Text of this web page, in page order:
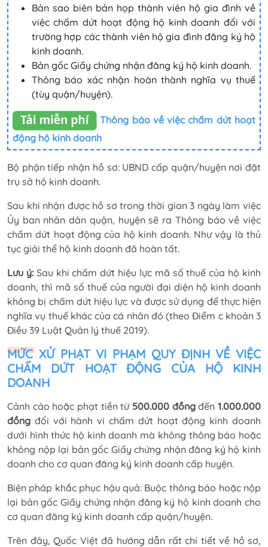
Bản sao biên bản họp thành viên hộ gia đình về
việc chấm dứt hoạt động hộ kinh doanh đối với
trường hợp các thành viên hộ gia đình đăng ký hộ
kinh doanh.
Bản gốc Giấy chứng nhận đăng ký hộ kinh doanh.
Thông báo xác nhận hoàn thành nghĩa vụ thuế
(tùy quận/huyện).
Thông báo về việc chấm dứt hoạt
động hộ kinh doanh
Bộ phận tiếp nhận hồ sơ: UBND cấp quận/huyện nơi đặt
trụ sở hộ kinh doanh.
Sau khi nhận được hồ sơ trong thời gian 3 ngày làm việc
Ủy ban nhân dân quận, huyện sẽ ra Thông báo về việc
chấm dứt hoạt động của hộ kinh doanh. Như vậy là thủ
tục giải thể hộ kinh doanh đã hoàn tất.
Lưu ý:Sau khi chấm dứt hiệu lực mã số thuế của hộ kinh
doanh, thì mã số thuế của người đại diện hộ kinh doanh
không bị chấm dứt hiệu lực và được sử dụng để thực hiện
nghĩa vụ thuế khác của cá nhân đó (theo Điểm c khoản 3
Điều 39 Luật Quản lý thuế 2019).
MỨC XỬ PHẠT VI PHẠM QUY ĐỊNH VỀ VIỆC
CHẤM DỨT HOẠT ĐỘNG CỦA HỘ KINH
DOANH
Cảnh cáo hoặc phạt tiền từ 500.000 đồngđến 1.000.000
đồng đối với hành vi chấm dứt hoạt động kinh doanh
dưới hình thức hộ kinh doanh mà không thông báo hoặc
không nộp lại bản gốc Giấy chứng nhận đăng ký hộ kinh
doanh cho cơ quan đăng ký kinh doanh cấp huyện.
Biện pháp khắc phục hậu quả: Buộc thông báo hoặc nộp
lại bản gốc Giấy chứng nhận đăng ký hộ kinh doanh cho
cơ quan đăng ký kinh doanh cấp quận/huyện.
Trên đây, Quốc Việt đã hướng dẫn rất chi tiết về hồ sơ,